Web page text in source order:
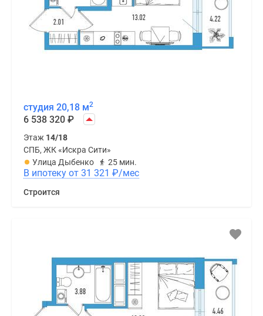
студия 20,18 м2
6 538 320 ₽
Этаж 14/18
СПБ, ЖК «Искра Сити»
Улица Дыбенко
25 мин.
В ипотеку от 31 321 ₽/мес
Строится